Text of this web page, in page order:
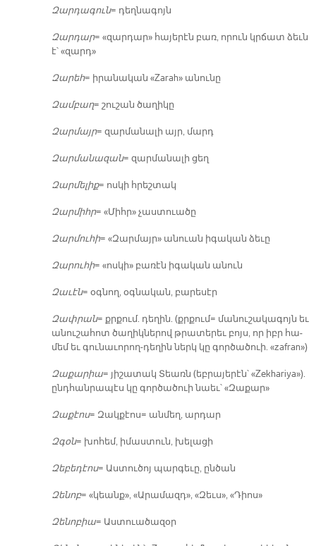
Զար­դա­գուն= դեղ­նա­գոյն
Զար­դար= «զար­դար» հա­յե­րէն բառ, ո­րուն կրճատ ձեւն
է՝ «զարդ»
Զա­րեհ= ի­րա­նա­կան «Zarah» ա­նու­նը
Զամ­բաղ= շու­շան ծա­ղի­կը
Զար­մայր= զար­մա­նա­լի այր, մարդ
Զար­մա­նա­զան= զար­մա­նա­լի ցեղ
Զար­մե­լիք= ոս­կի հրեշ­տակ
Զար­միհր= «Միհր» չաս­տուա­ծը
Զար­մու­հի= «Զար­մայր» ա­նուան ի­գա­կան ձե­ւը
Զա­րու­հի= «ոս­կի» բա­ռէն ի­գա­կան ա­նուն
Զա­ւէն= օգ­նող, օգ­նա­կան, բա­րե­սէր
Զափ­րան= քրքում. դե­ղին. (քրքում= մա­նու­շա­կա­գոյն եւ
ա­նու­շա­հոտ ծա­ղիկ­նե­րով թրա­տե­րեւ բոյս, որ իբր հա­
մեմ եւ գու­նա­ւո­րող-դե­ղին ներկ կը գոր­ծա­ծուի. «zafran»)
Զա­քա­րիա= յի­շա­տակ Տեառն (եբ­րա­յե­րէն՝ «Zekhariya»).
ընդ­հան­րա­պէս կը գոր­ծա­ծուի նաեւ՝ «Զա­քար»
Զա­քէոս= Զակ­քէոս= ան­մեղ, ար­դար
Զգօն= խո­հեմ, ի­մաս­տուն, խե­լա­ցի
Զե­բե­դէոս= Աս­տու­ծոյ պար­գե­ւը, ըն­ծան
Զե­նոբ= «կեանք», «Ա­րա­մազդ», «Զեւս», «Դիոս»
Զե­նո­բիա= Աս­տուա­ծա­զօր